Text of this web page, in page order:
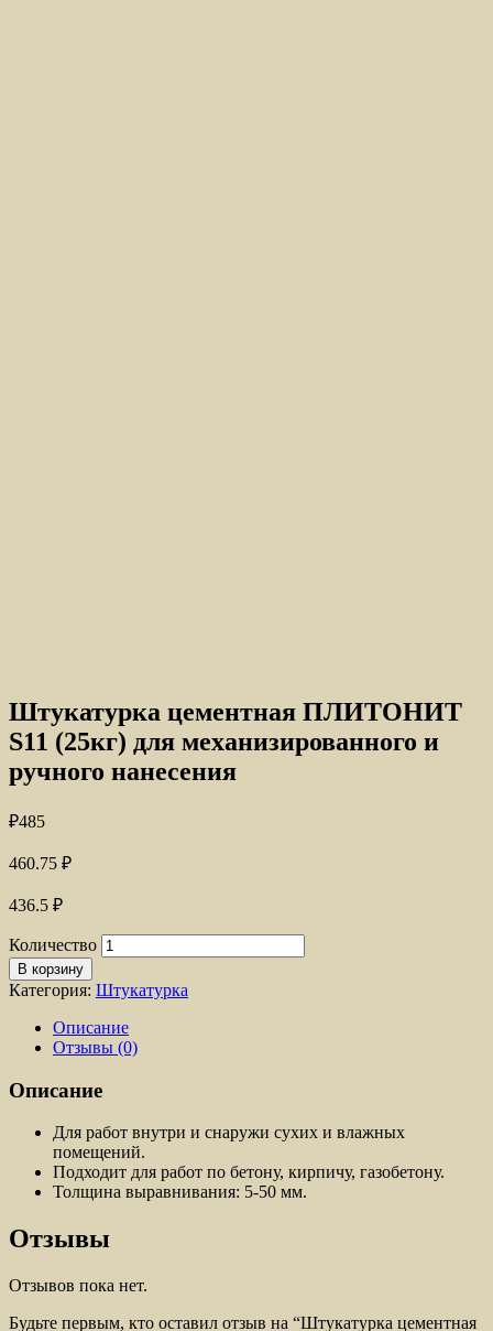
Штукатурка цементная ПЛИТОНИТ
S11 (25кг) для механизированного и
ручного нанесения
₽485
460.75 ₽
436.5 ₽
Количество
В корзину
Категория: Штукатурка
Описание
Отзывы (0)
Описание
Для работ внутри и снаружи сухих и влажных
помещений.
Подходит для работ по бетону, кирпичу, газобетону.
Толщина выравнивания: 5-50 мм.
Отзывы
Отзывов пока нет.
Будьте первым, кто оставил отзыв на “Штукатурка цементная